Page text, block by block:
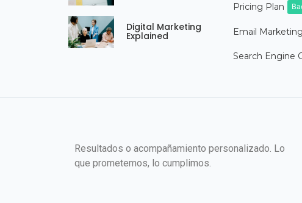
Digital Marketing
Explained
Pricing Plan
Email Marketing
Search Engine
Resultados o acompañamiento personalizado. Lo
que prometemos, lo cumplimos.